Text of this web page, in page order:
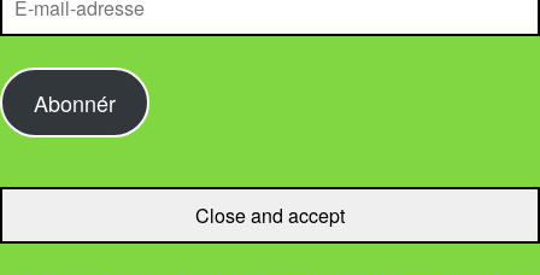
Abonnér